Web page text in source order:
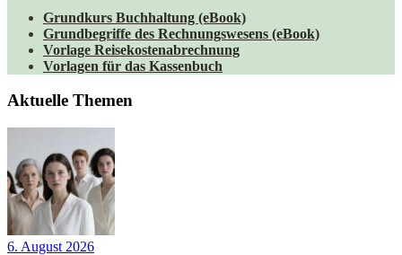
Grundkurs Buchhaltung (eBook)
Grundbegriffe des Rechnungswesens (eBook)
Vorlage Reisekostenabrechnung
Vorlagen für das Kassenbuch
Aktuelle Themen
6. August 2026